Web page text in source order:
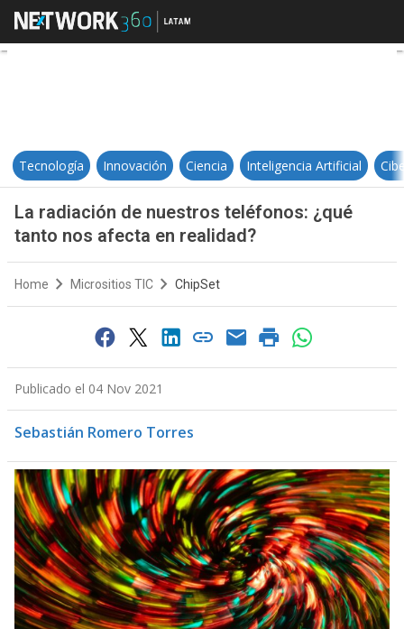
La radiación de nuestros
Tecnología Innovación Ciencia Inteligencia Artificial
La radiación de nuestros teléfonos: ¿qué
tanto nos afecta en realidad?
Home Micrositios TIC ChipSet
Publicado el 04 Nov 2021
Sebastián Romero Torres